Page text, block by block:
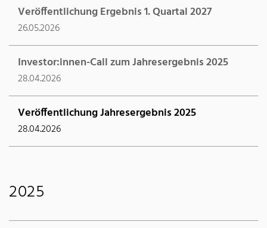
Veröffentlichung Ergebnis 1. Quartal 2027
26.05.2026
Investor:innen-Call zum Jahresergebnis 2025
28.04.2026
Veröffentlichung Jahresergebnis 2025
28.04.2026
2025